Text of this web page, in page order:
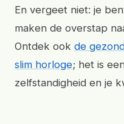
En vergeet niet: je
maken de overstap
Ontdek ook de
slim horloge; het is
zelfstandigheid en je